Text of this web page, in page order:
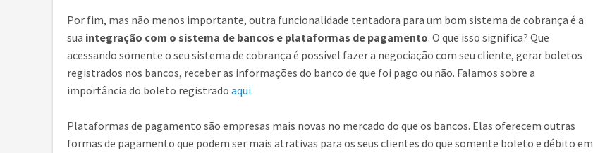
Por fim, mas não menos importante, outra funcionalidade tentadora para um bom sistema de cobrança é a
sua integração com o sistema de bancos e plataformas de pagamento. O que isso significa? Que
acessando somente o seu sistema de cobrança é possível fazer a negociação com seu cliente, gerar boletos
registrados nos bancos, receber as informações do banco de que foi pago ou não. Falamos sobre a
importância do boleto registrado aqui.
Plataformas de pagamento são empresas mais novas no mercado do que os bancos. Elas oferecem outras
formas de pagamento que podem ser mais atrativas para os seus clientes do que somente boleto e débito em